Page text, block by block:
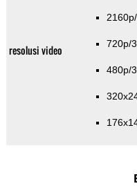
resolusi video 720p/
480p/